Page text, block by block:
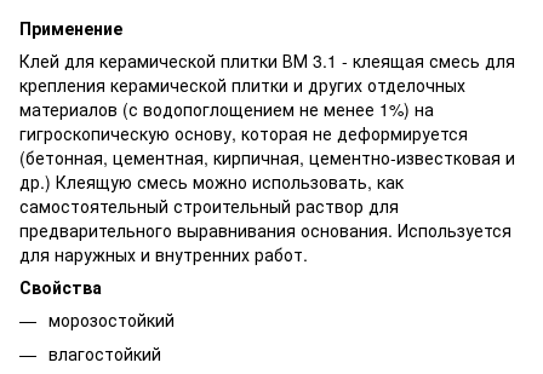
Применение
Клей для керамической плитки ВМ 3.1 - клеящая смесь для
крепления керамической плитки и других отделочных
материалов (с водопоглощением не менее 1%) на
гигроскопическую основу, которая не деформируется
(бетонная, цементная, кирпичная, цементно-известковая и
др.) Клеящую смесь можно использовать, как
самостоятельный строительный раствор для
предварительного выравнивания основания. Используется
для наружных и внутренних работ.
Свойства
морозостойкий
влагостойкий